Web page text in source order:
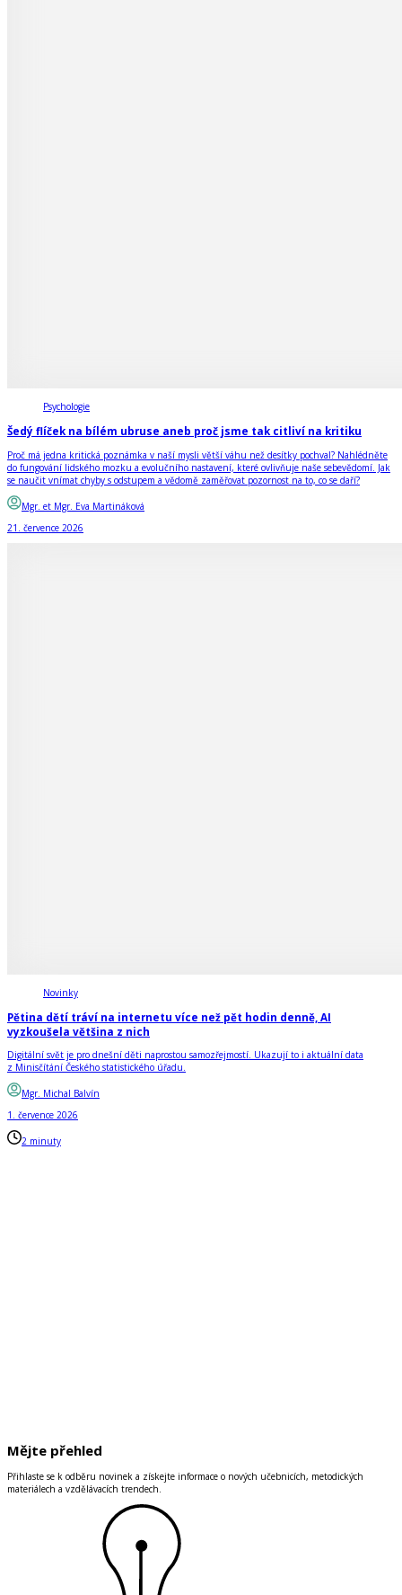
Psychologie
Šedý flíček na bílém ubruse aneb proč jsme tak citliví na kritiku
Proč má jedna kritická poznámka v naší mysli větší váhu než desítky pochval? Nahlédněte
do fungování lidského mozku a evolučního nastavení, které ovlivňuje naše sebevědomí. Jak
se naučit vnímat chyby s odstupem a vědomě zaměřovat pozornost na to, co se daří?
Mgr. et Mgr. Eva Martináková
21. července 2026
Novinky
Pětina dětí tráví na internetu více než pět hodin denně, AI
vyzkoušela většina z nich
Digitální svět je pro dnešní děti naprostou samozřejmostí. Ukazují to i aktuální data
z Minisčítání Českého statistického úřadu.
Mgr. Michal Balvín
1. července 2026
2 minuty
Mějte přehled
Přihlaste se k odběru novinek a získejte informace o nových učebnicích, metodických
materiálech a vzdělávacích trendech.